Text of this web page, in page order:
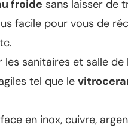
froide sans laisser de
facile pour vous de
sanitaires et salle de
tel que le
en inox, cuivre,